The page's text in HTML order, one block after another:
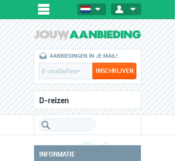
AANBIEDINGEN IN JE MAIL!
D-reizen
INFORMATIE